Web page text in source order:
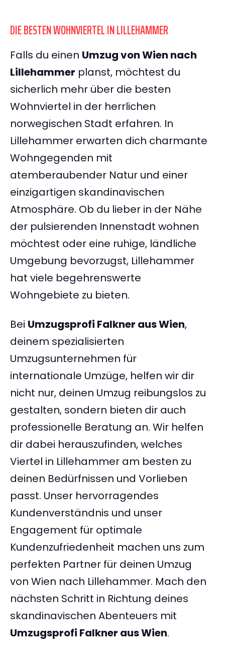
DIE BESTEN WOHNVIERTEL IN LILLEHAMMER
Falls du einen Umzug von Wien nach
Lillehammer planst, möchtest du
sicherlich mehr über die besten
Wohnviertel in der herrlichen
norwegischen Stadt erfahren. In
Lillehammer erwarten dich charmante
Wohngegenden mit
atemberaubender Natur und einer
einzigartigen skandinavischen
Atmosphäre. Ob du lieber in der Nähe
der pulsierenden Innenstadt wohnen
möchtest oder eine ruhige, ländliche
Umgebung bevorzugst, Lillehammer
hat viele begehrenswerte
Wohngebiete zu bieten.
Bei Umzugsprofi Falkner aus Wien,
deinem spezialisierten
Umzugsunternehmen für
internationale Umzüge, helfen wir dir
nicht nur, deinen Umzug reibungslos zu
gestalten, sondern bieten dir auch
professionelle Beratung an. Wir helfen
dir dabei herauszufinden, welches
Viertel in Lillehammer am besten zu
deinen Bedürfnissen und Vorlieben
passt. Unser hervorragendes
Kundenverständnis und unser
Engagement für optimale
Kundenzufriedenheit machen uns zum
perfekten Partner für deinen Umzug
von Wien nach Lillehammer. Mach den
nächsten Schritt in Richtung deines
skandinavischen Abenteuers mit
Umzugsprofi Falkner aus Wien.